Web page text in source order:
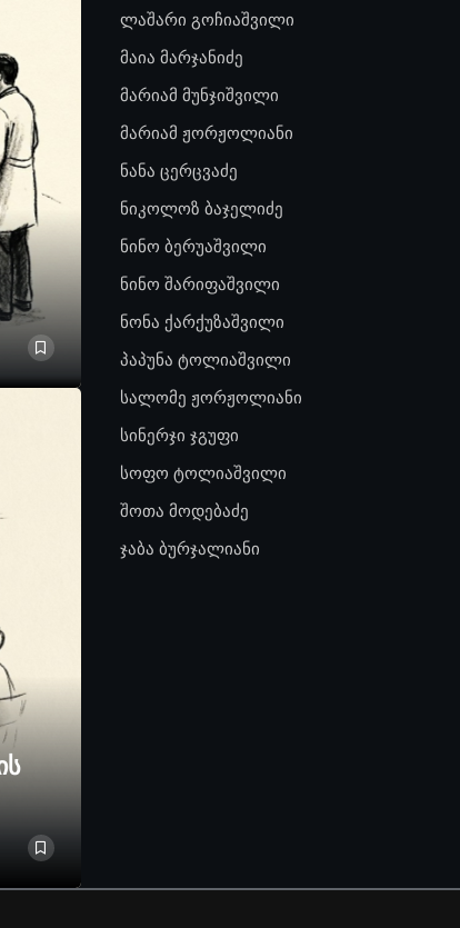
ლაშარი გოჩიაშვილი
მაია მარჯანიძე
მარიამ მუნჯიშვილი
მარიამ ჟორჟოლიანი
ნანა ცერცვაძე
ნიკოლოზ ბაჯელიძე
ნინო ბერუაშვილი
ნინო შარიფაშვილი
ნონა ქარქუზაშვილი
პაპუნა ტოლიაშვილი
სალომე ჟორჟოლიანი
სინერჯი ჯგუფი
სოფო ტოლიაშვილი
შოთა მოდებაძე
ჯაბა ბურჯალიანი